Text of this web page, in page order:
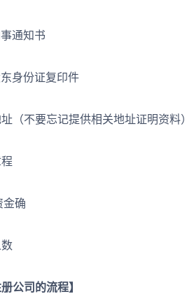
通知书
份证复印件
不要忘记提供相关地址证明资料）
确
司的流程】